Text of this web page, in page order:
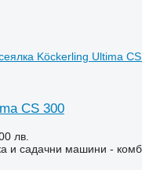
CS 300
лв.
и садачни машини -